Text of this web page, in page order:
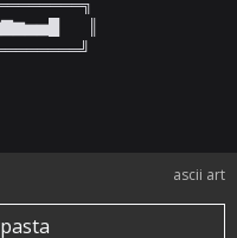
║
ascii art